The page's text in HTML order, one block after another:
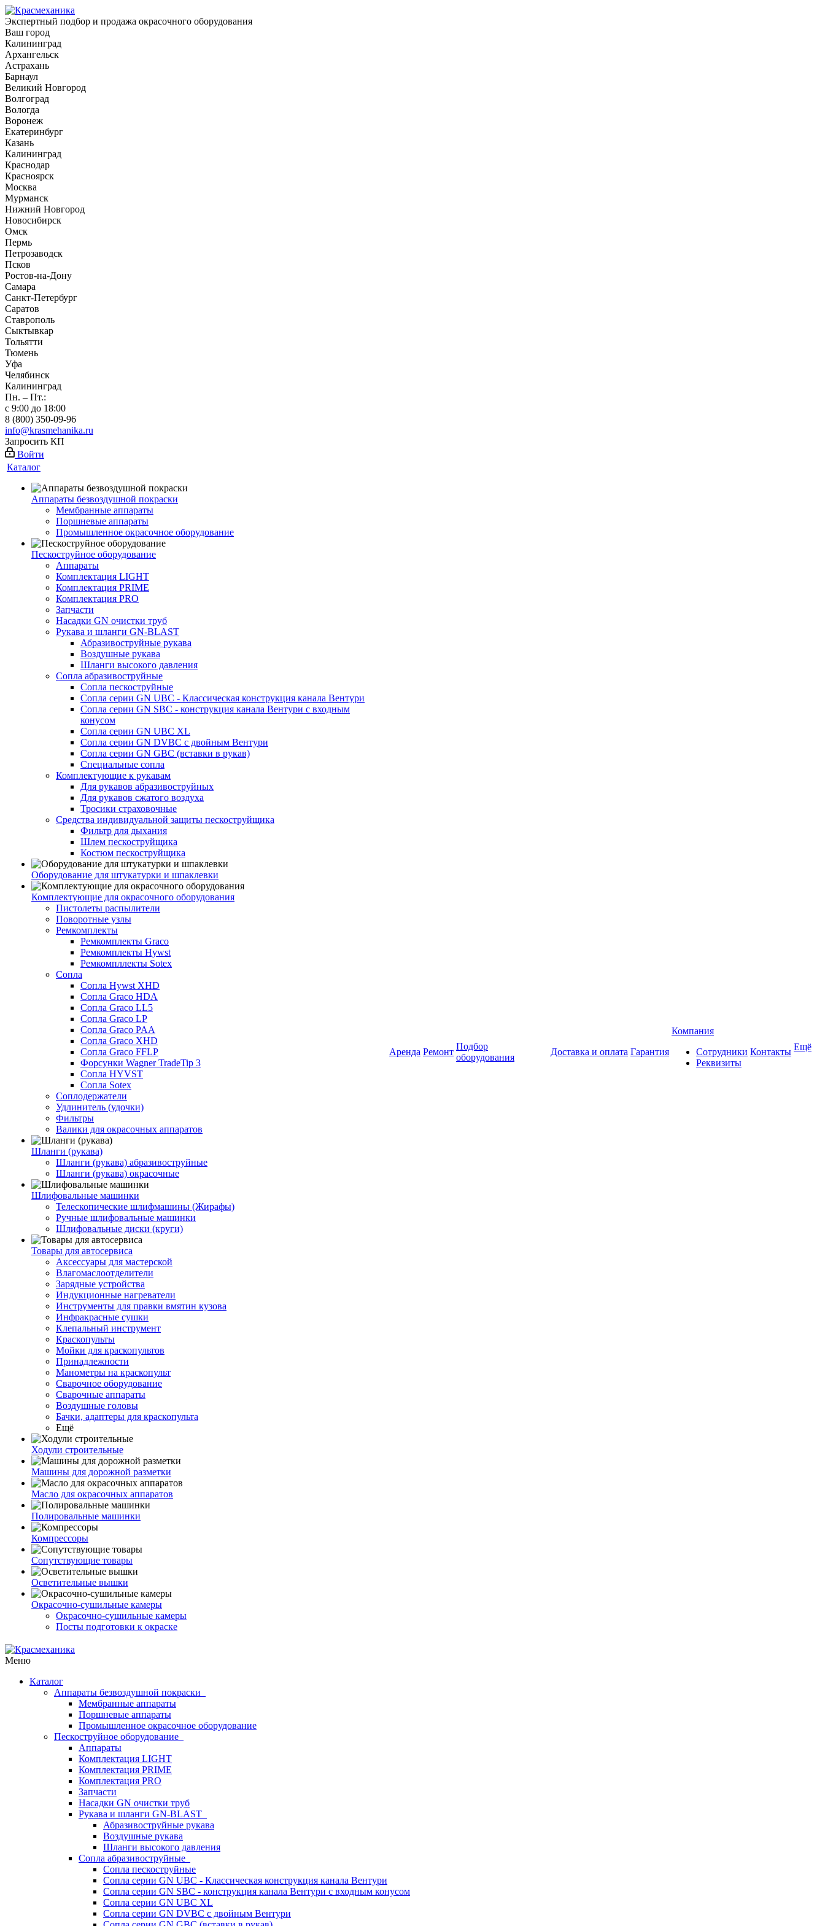
Экспертный подбор и продажа окрасочного оборудования
Ваш город
Калининград
Архангельск
Астрахань
Барнаул
Великий Новгород
Волгоград
Вологда
Воронеж
Екатеринбург
Казань
Калининград
Краснодар
Красноярск
Москва
Мурманск
Нижний Новгород
Новосибирск
Омск
Пермь
Петрозаводск
Псков
Ростов-на-Дону
Самара
Санкт-Петербург
Саратов
Ставрополь
Сыктывкар
Тольятти
Тюмень
Уфа
Челябинск
Калининград
Пн. – Пт.:
с 9:00 до 18:00
8 (800) 350-09-96
info@krasmehanika.ru
Запросить КП
Войти
Каталог
Аппараты безвоздушной покраски
Мембранные аппараты
Поршневые аппараты
Промышленное окрасочное оборудование
Пескоструйное оборудование
Аппараты
Комплектация LIGHT
Комплектация PRIME
Комплектация PRO
Запчасти
Насадки GN очистки труб
Рукава и шланги GN-BLAST
Абразивоструйные рукава
Воздушные рукава
Шланги высокого давления
Сопла абразивоструйные
Сопла пескоструйные
Сопла серии GN UBC - Классическая конструкция канала Вентури
Сопла серии GN SBC - конструкция канала Вентури c входным
конусом
Сопла серии GN UBC XL
Сопла серии GN DVBC с двойным Вентури
Сопла серии GN GBC (вставки в рукав)
Специальные сопла
Комплектующие к рукавам
Для рукавов абразивоструйных
Для рукавов сжатого воздуха
Тросики страховочные
Средства индивидуальной защиты пескоструйщика
Фильтр для дыхания
Шлем пескоструйщика
Костюм пескоструйщика
Оборудование для штукатурки и шпаклевки
Комплектующие для окрасочного оборудования
Пистолеты распылители
Поворотные узлы
Ремкомплекты
Ремкомплекты Graco
Ремкомплекты Hywst
Ремкомпллекты Sotex
Сопла
Сопла Hywst XHD
Сопла Graco HDA
Сопла Graco LL5
Сопла Graco LP
Сопла Graco PAA
Сопла Graco XHD
Сопла Graco FFLP
Форсунки Wagner TradeTip 3
Сопла HYVST
Сопла Sotex
Соплодержатели
Удлинитель (удочки)
Фильтры
Валики для окрасочных аппаратов
Шланги (рукава)
Шланги (рукава) абразивоструйные
Шланги (рукава) окрасочные
Шлифовальные машинки
Телескопические шлифмашины (Жирафы)
Ручные шлифовальные машинки
Шлифовальные диски (круги)
Товары для автосервиса
Аксессуары для мастерской
Влагомаслоотделители
Зарядные устройства
Индукционные нагреватели
Инструменты для правки вмятин кузова
Инфракрасные сушки
Клепальный инструмент
Краскопульты
Мойки для краскопультов
Принадлежности
Манометры на краскопульт
Сварочное оборудование
Сварочные аппараты
Воздушные головы
Бачки, адаптеры для краскопульта
Ещё
Ходули строительные
Машины для дорожной разметки
Масло для окрасочных аппаратов
Полировальные машинки
Компрессоры
Сопутствующие товары
Осветительные вышки
Окрасочно-сушильные камеры
Окрасочно-сушильные камеры
Посты подготовки к окраске
Аренда Ремонт
Подбор
оборудования
Доставка и оплата Гарантия
Компания
Сотрудники
Реквизиты
Контакты Ещё
Меню
Каталог
Аппараты безвоздушной покраски
Мембранные аппараты
Поршневые аппараты
Промышленное окрасочное оборудование
Пескоструйное оборудование
Аппараты
Комплектация LIGHT
Комплектация PRIME
Комплектация PRO
Запчасти
Насадки GN очистки труб
Рукава и шланги GN-BLAST
Абразивоструйные рукава
Воздушные рукава
Шланги высокого давления
Сопла абразивоструйные
Сопла пескоструйные
Сопла серии GN UBC - Классическая конструкция канала Вентури
Сопла серии GN SBC - конструкция канала Вентури c входным конусом
Сопла серии GN UBC XL
Сопла серии GN DVBC с двойным Вентури